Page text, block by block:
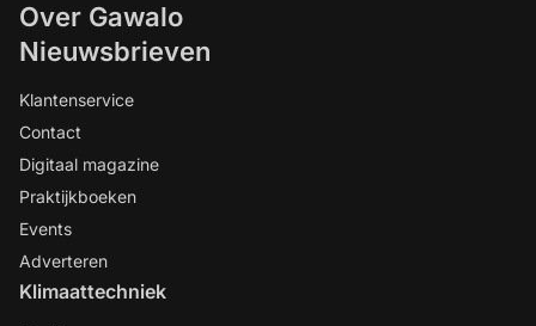
Over Gawalo
Nieuwsbrieven
Klantenservice
Contact
Digitaal magazine
Praktijkboeken
Events
Adverteren
Klimaattechniek